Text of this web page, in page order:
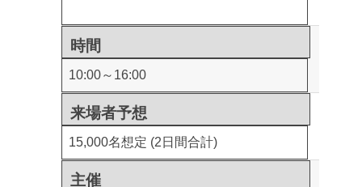
時間
10:00～16:00
来場者予想
15,000名想定 (2日間合計)
主催